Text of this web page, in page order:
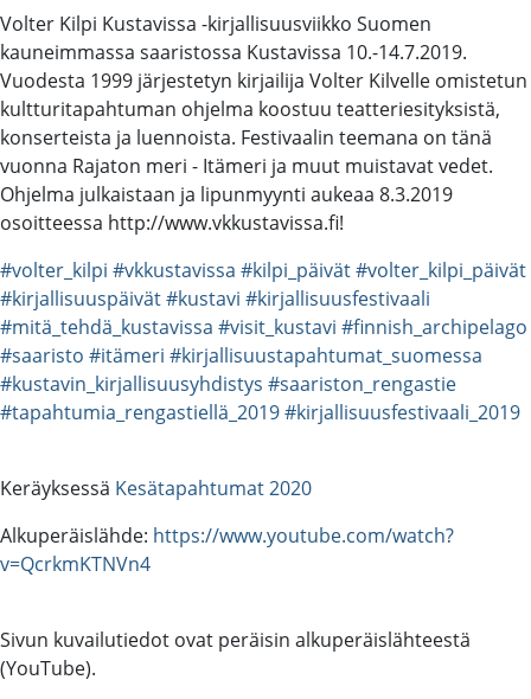
Volter Kilpi Kustavissa -kirjallisuusviikko Suomen
kauneimmassa saaristossa Kustavissa 10.-14.7.2019.
Vuodesta 1999 järjestetyn kirjailija Volter Kilvelle omistetun
kultturitapahtuman ohjelma koostuu teatteriesityksistä,
konserteista ja luennoista. Festivaalin teemana on tänä
vuonna Rajaton meri - Itämeri ja muut muistavat vedet.
Ohjelma julkaistaan ja lipunmyynti aukeaa 8.3.2019
osoitteessa http://www.vkkustavissa.fi!
#volter_kilpi #vkkustavissa #kilpi_päivät#volter_kilpi_päivät
#kirjallisuuspäivät#kustavi #kirjallisuusfestivaali
#mitä_tehdä_kustavissa #visit_kustavi #finnish_archipelago
#saaristo #itämeri #kirjallisuustapahtumat_suomessa
#kustavin_kirjallisuusyhdistys #saariston_rengastie
#tapahtumia_rengastiellä_2019#kirjallisuusfestivaali_2019
Keräyksessä Kesätapahtumat 2020
Alkuperäislähde: https://www.youtube.com/watch?
v=QcrkmKTNVn4
Sivun kuvailutiedot ovat peräisin alkuperäislähteestä
(YouTube).